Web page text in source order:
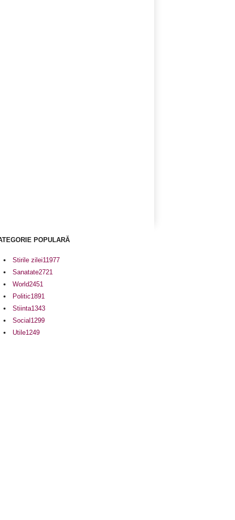
POPULARĂ
Stirile zilei11977
Sanatate2721
World2451
Politic1891
Stiinta1343
Social1299
Utile1249